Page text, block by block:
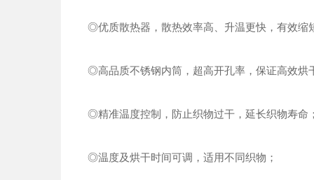
◎优质散热器，散热效率高、升温更快，有效缩
◎高品质不锈钢内筒，超高开孔率，保证高效烘
◎精准温度控制，防止织物过干，延长织物寿命；
◎温度及烘干时间可调，适用不同织物；